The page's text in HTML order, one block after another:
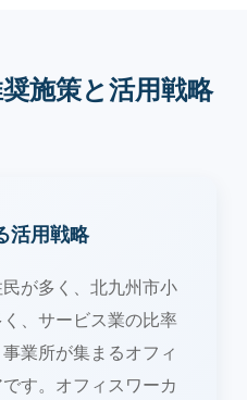
施策と活用戦略
活用戦略
が多く、北九州市小
、サービス業の比率
業所が集まるオフィ
す。オフィスワーカ